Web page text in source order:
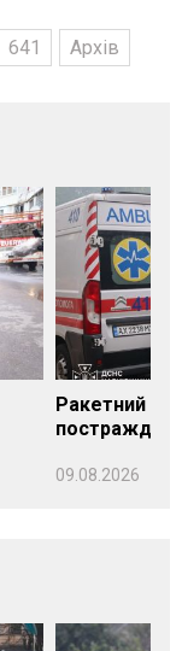
641 Архів
Ракетний
09.08.2026